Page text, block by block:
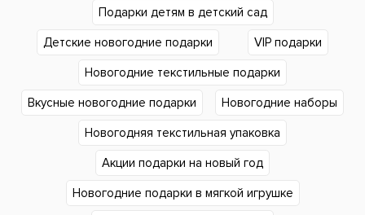
Подарки детям в детский сад
Детские новогодние подарки VIP подарки
Новогодние текстильные подарки
Вкусные новогодние подарки Новогодние наборы
Новогодняя текстильная упаковка
Акции подарки на новый год
Новогодние подарки в мягкой игрушке